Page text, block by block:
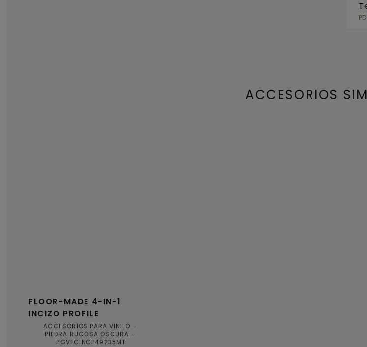
ACCESORIOS
FLOOR-MADE 4-IN-1
INCIZO PROFILE
ACCESORIOS PARA VINILO
PIEDRA RUGOSA OSCURA
PGVFCINCP49235MT